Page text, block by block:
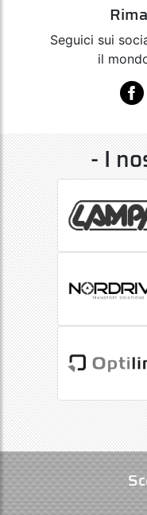
Seguici sui
il
- I